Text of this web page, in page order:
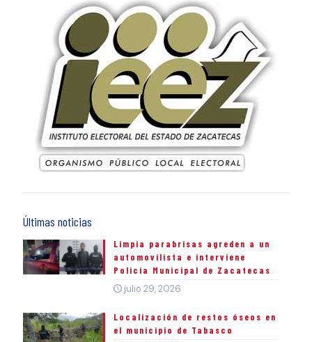
Últimas noticias
Limpia parabrisas agreden a un
automovilista e interviene
Policía Municipal de Zacatecas
julio 29, 2026
Localización de restos óseos en
el municipio de Tabasco